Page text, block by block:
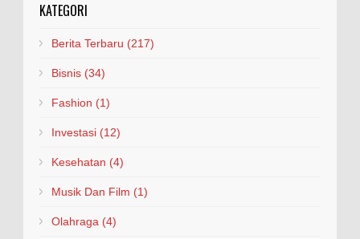
KATEGORI
Berita Terbaru (217)
Bisnis (34)
Fashion (1)
Investasi (12)
Kesehatan (4)
Musik Dan Film (1)
Olahraga (4)